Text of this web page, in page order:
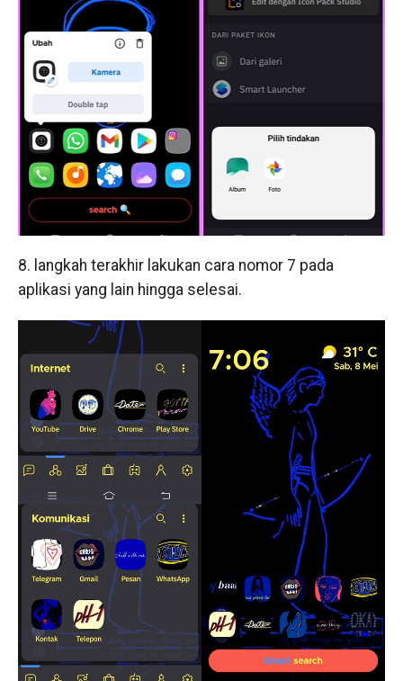
8. langkah terakhir lakukan cara nomor 7 pada
aplikasi yang lain hingga selesai.